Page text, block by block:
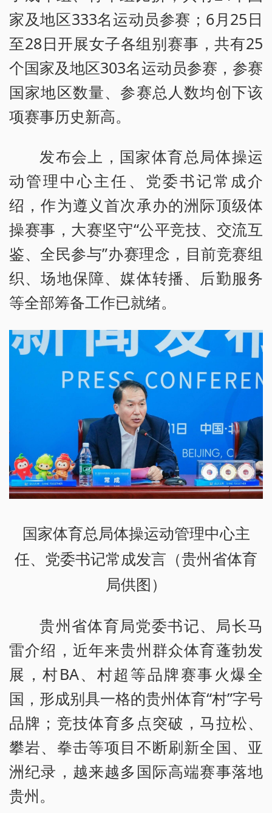
家及地区333名运动员参赛；6月25日
至28日开展女子各组别赛事，共有25
个国家及地区303名运动员参赛，参赛
国家地区数量、参赛总人数均创下该
项赛事历史新高。
发布会上，国家体育总局体操运
动管理中心主任、党委书记常成介
绍，作为遵义首次承办的洲际顶级体
操赛事，大赛坚守“公平竞技、交流互
鉴、全民参与”办赛理念，目前竞赛组
织、场地保障、媒体转播、后勤服务
等全部筹备工作已就绪。
国家体育总局体操运动管理中心主
任、党委书记常成发言（贵州省体育
局供图）
贵州省体育局党委书记、局长马
雷介绍，近年来贵州群众体育蓬勃发
展，村BA、村超等品牌赛事火爆全
国，形成别具一格的贵州体育“村”字号
品牌；竞技体育多点突破，马拉松、
攀岩、拳击等项目不断刷新全国、亚
洲纪录，越来越多国际高端赛事落地
贵州。